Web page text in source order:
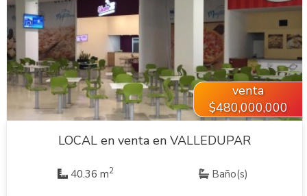
VER INMUEBLE
venta
$480,000,000
LOCAL en venta en VALLEDUPAR
40.36 m2 Baño(s)